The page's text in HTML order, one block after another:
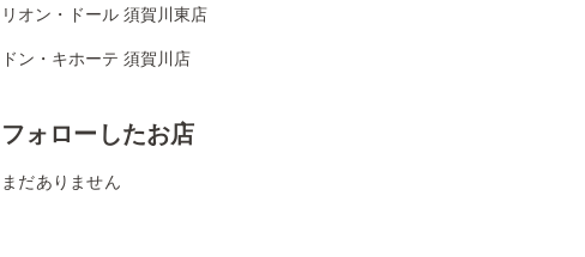
リオン・ドール 須賀川東店
ドン・キホーテ 須賀川店
フォローしたお店
まだありません